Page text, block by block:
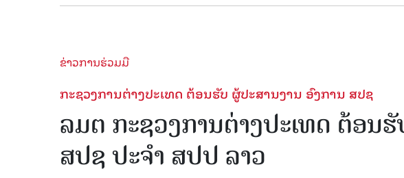
ຂ່າວການຮ່ວມມື
ກະຊວງການຕ່າງປະເທດ ຕ້ອນຮັບ ຜູ້ປະສານງານ ອົງການ ສປຊ
ລມຕ ກະຊວງການຕ່າງປະເທດ ຕ້ອນ
ສປຊ ປະຈໍາ ສປປ ລາວ